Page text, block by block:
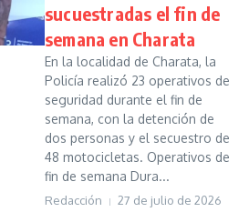
sucuestradas el fin de
semana en Charata
En la localidad de Charata, la
Policía realizó 23 operativos de
seguridad durante el fin de
semana, con la detención de
dos personas y el secuestro de
48 motocicletas. Operativos de
fin de semana Dura...
Redacción 27 de julio de 2026